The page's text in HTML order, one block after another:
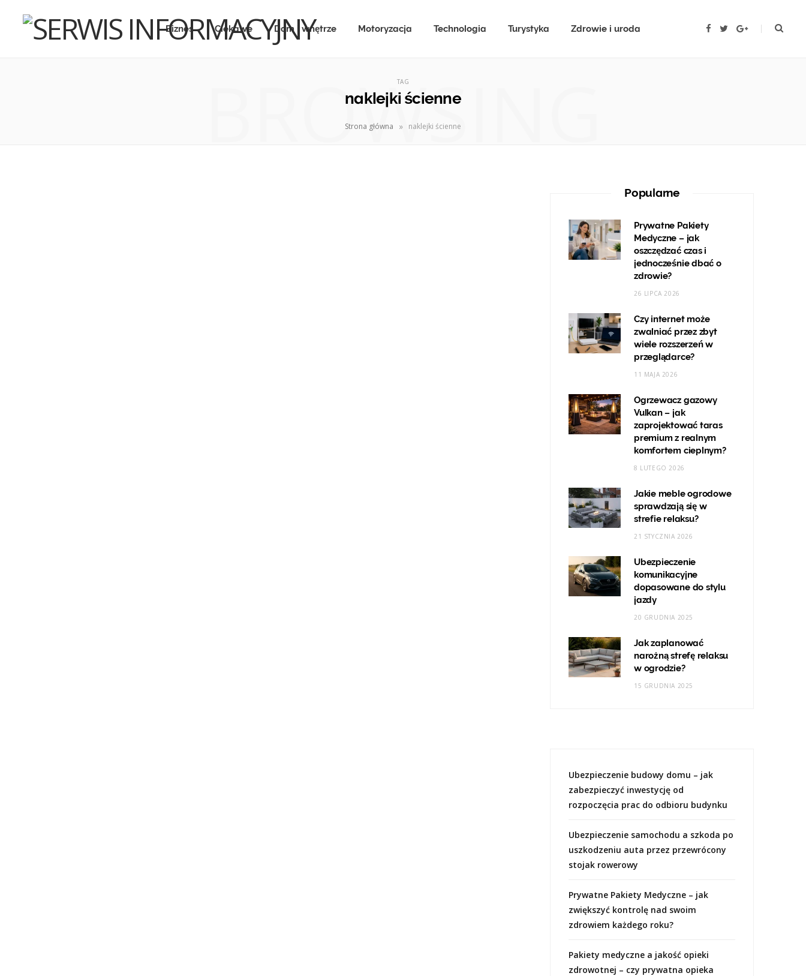
Biznes Ciekawe Dom i wnętrze Motoryzacja Technologia Turystyka Zdrowie i uroda
G
TAG
naklejki ścienne
BROWSING
Strona główna » naklejki ścienne
Popularne
Prywatne Pakiety
Medyczne – jak
oszczędzać czas i
jednocześnie dbać o
zdrowie?
26 LIPCA 2026
Czy internet może
zwalniać przez zbyt
wiele rozszerzeń w
przeglądarce?
11 MAJA 2026
Ogrzewacz gazowy
Vulkan – jak
zaprojektować taras
premium z realnym
komfortem cieplnym?
8 LUTEGO 2026
Jakie meble ogrodowe
sprawdzają się w
strefie relaksu?
21 STYCZNIA 2026
Ubezpieczenie
komunikacyjne
dopasowane do stylu
jazdy
20 GRUDNIA 2025
Jak zaplanować
narożną strefę relaksu
w ogrodzie?
15 GRUDNIA 2025
Ubezpieczenie budowy domu – jak
zabezpieczyć inwestycję od
rozpoczęcia prac do odbioru budynku
Ubezpieczenie samochodu a szkoda po
uszkodzeniu auta przez przewrócony
stojak rowerowy
Prywatne Pakiety Medyczne – jak
zwiększyć kontrolę nad swoim
zdrowiem każdego roku?
Pakiety medyczne a jakość opieki
zdrowotnej – czy prywatna opieka